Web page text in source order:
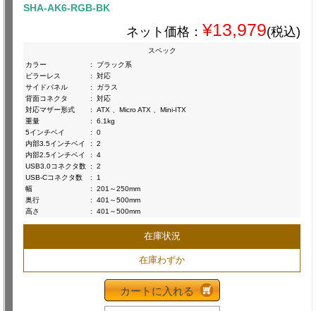
SHA-AK6-RGB-BK
ネット価格： ¥13,979(税込)
スペック
カラー
:
ブラック系
ピラーレス
:
対応
サイドパネル
:
ガラス
背面コネクタ
:
対応
対応マザー形式
:
ATX 、Micro ATX 、Mini-ITX
重量
:
6.1kg
5インチベイ
:
0
内部3.5インチベイ
:
2
内部2.5インチベイ
:
4
USB3.0コネクタ数 :
2
USB-Cコネクタ数
:
1
幅
:
201～250mm
奥行
:
401～500mm
高さ
: 401～500mm
在庫状況
在庫わずか
カートに入れる